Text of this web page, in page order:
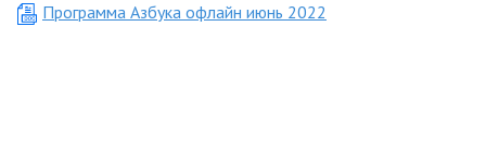
Программа Азбука офлайн июнь 2022